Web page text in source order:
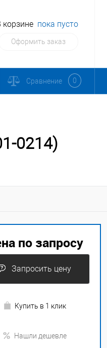
корзине пока пусто
Оформить заказ
Сравнение 0
0214)
по запросу
Запросить цену
Купить в 1 клик
Нашли дешевле